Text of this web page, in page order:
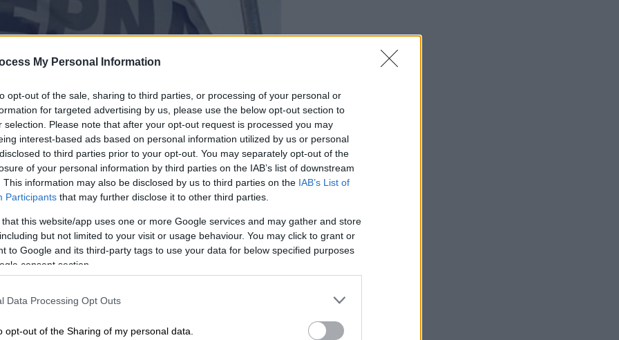
My Personal Information
opt-out of the sale, sharing to third parties, or processing of your personal or
for targeted advertising by us, please use the below opt-out section to
selection. Please note that after your opt-out request is processed you may
interest-based ads based on personal information utilized by us or personal
to third parties prior to your opt-out. You may separately opt-out of the
of your personal information by third parties on the IAB’s list of downstream
This information may also be disclosed by us to third parties on the IAB’s List of
Participants that may further disclose it to other third parties.
that this website/app uses one or more Google services and may gather and store
but not limited to your visit or usage behaviour. You may click to grant or
to Google and its third-party tags to use your data for below specified purposes
consent section.
Data Processing Opt Outs
opt-out of the Sharing of my personal data.
το ΕΘΝΟΣ στη Google
ΗΡΩΝ
, μέλη του Ομίλου ΓΕΚ ΤΕΡΝΑ,
και προσφέρουν πρώτες στην
Πώλησης Ενέργειας (PPAs).